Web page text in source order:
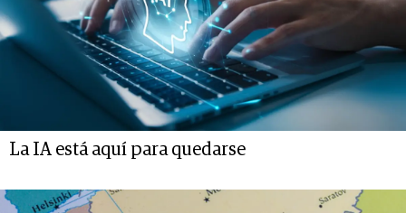
La IA está aquí para quedarse